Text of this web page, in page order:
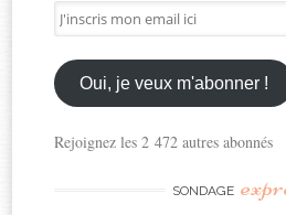
J'inscris
mon
email
ici
Oui, je veux m'abonner !
Rejoignez les 2 472 autres abonnés
SONDAGE